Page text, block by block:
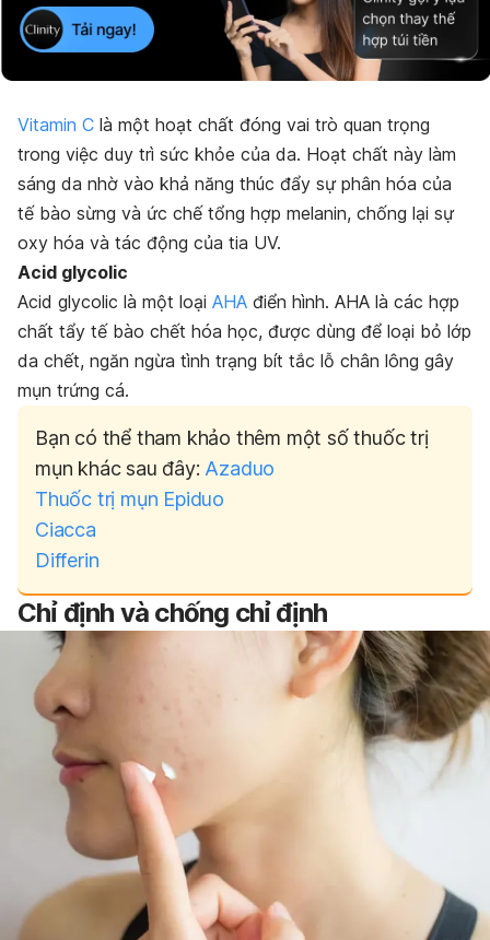
Vitamin C là một hoạt chất đóng vai trò quan trọng
trong việc duy trì sức khỏe của da. Hoạt chất này làm
sáng da nhờ vào khả năng thúc đẩy sự phân hóa của
tế bào sừng và ức chế tổng hợp melanin, chống lại sự
oxy hóa và tác động của tia UV.
Acid glycolic
Acid glycolic là một loại AHA điển hình. AHA là các hợp
chất tẩy tế bào chết hóa học, được dùng để loại bỏ lớp
da chết, ngăn ngừa tình trạng bít tắc lỗ chân lông gây
mụn trứng cá.
Bạn có thể tham khảo thêm một số thuốc trị
mụn khác sau đây: Azaduo
Thuốc trị mụn Epiduo
Ciacca
Differin
Chỉ định và chống chỉ định